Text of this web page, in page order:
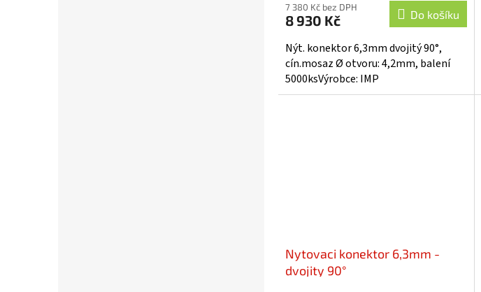
7 380 Kč bez DPH
8 930 Kč Do košíku
Nýt. konektor 6,3mm dvojitý 90°,
cín.mosaz Ø otvoru: 4,2mm, balení
5000ksVýrobce: IMP
Nytovaci konektor 6,3mm -
dvojity 90°